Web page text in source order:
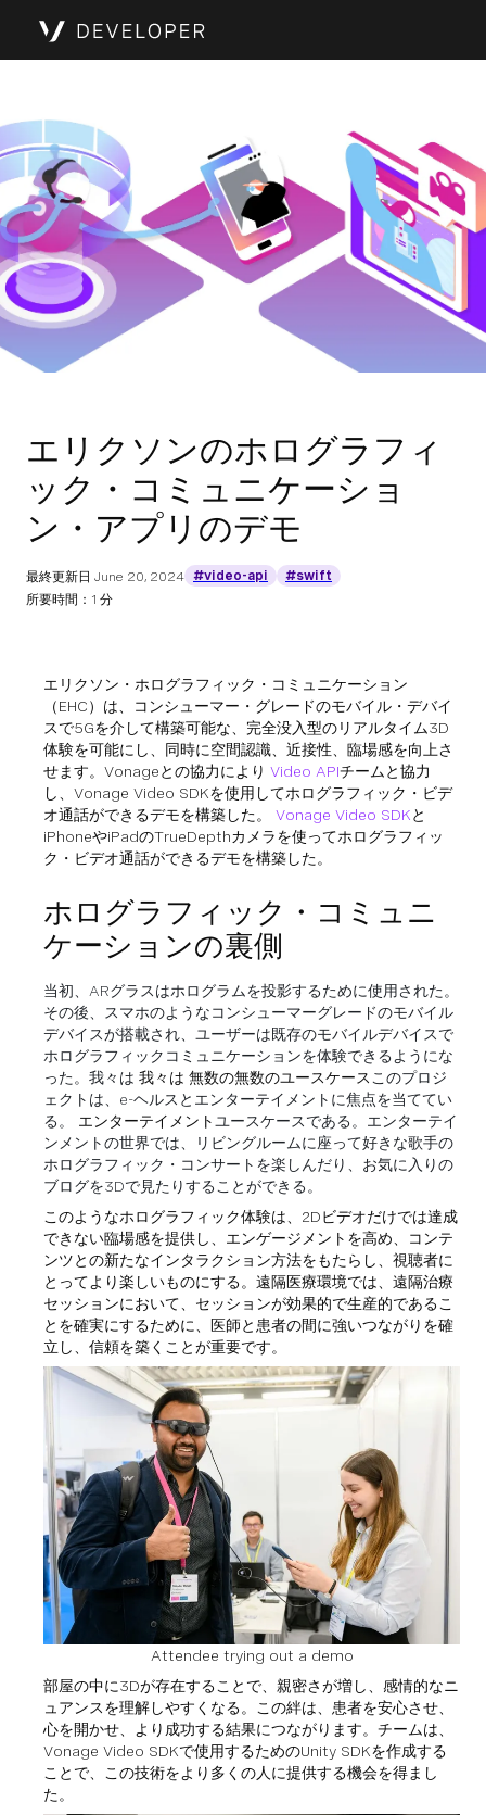
エリクソンのホログラフィ
ック・コミュニケーショ
ン・アプリのデモ
最終更新日 June 20, 2024 #video-api
#swift
所要時間：1 分
エリクソン・ホログラフィック・コミュニケーション
（EHC）は、コンシューマー・グレードのモバイル・デバイ
スで5Gを介して構築可能な、完全没入型のリアルタイム3D
体験を可能にし、同時に空間認識、近接性、臨場感を向上さ
せます。Vonageとの協力により Video APIチームと協力
し、Vonage Video SDKを使用してホログラフィック・ビデ
オ通話ができるデモを構築した。 Vonage Video SDKと
iPhoneやiPadのTrueDepthカメラを使ってホログラフィッ
ク・ビデオ通話ができるデモを構築した。
ホログラフィック・コミュニ
ケーションの裏側
当初、ARグラスはホログラムを投影するために使用された。
その後、スマホのようなコンシューマーグレードのモバイル
デバイスが搭載され、ユーザーは既存のモバイルデバイスで
ホログラフィックコミュニケーションを体験できるようにな
った。我々は 我々は 無数の無数のユースケース このプロジ
ェクトは、e-ヘルスとエンターテイメントに焦点を当ててい
る。 エンターテイメント ユースケースである。エンターテイ
ンメントの世界では、リビングルームに座って好きな歌手の
ホログラフィック・コンサートを楽しんだり、お気に入りの
ブログを3Dで見たりすることができる。
このようなホログラフィック体験は、2Dビデオだけでは達成
できない臨場感を提供し、エンゲージメントを高め、コンテ
ンツとの新たなインタラクション方法をもたらし、視聴者に
とってより楽しいものにする。遠隔医療環境では、遠隔治療
セッションにおいて、セッションが効果的で生産的であるこ
とを確実にするために、医師と患者の間に強いつながりを確
立し、信頼を築くことが重要です。
Attendee trying out a demo
部屋の中に3Dが存在することで、親密さが増し、感情的なニ
ュアンスを理解しやすくなる。この絆は、患者を安心させ、
心を開かせ、より成功する結果につながります。チームは、
Vonage Video SDKで使用するためのUnity SDKを作成する
ことで、この技術をより多くの人に提供する機会を得まし
た。